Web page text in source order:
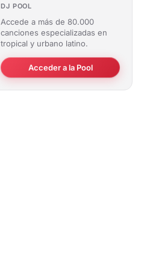
DJ POOL
Accede a más de 80.000
canciones especializadas en
tropical y urbano latino.
Acceder a la Pool